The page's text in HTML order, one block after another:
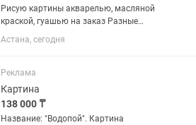
Рисую картины акварелью, масляной
краской, гуашью на заказ Разные
направления: пейзаж, семейный
портрет, натюрморт, городской пейзаж,
любой сложности и...
Астана, сегодня
Реклама
Картина
138 000 ₸
Название: "Водопой". Картина